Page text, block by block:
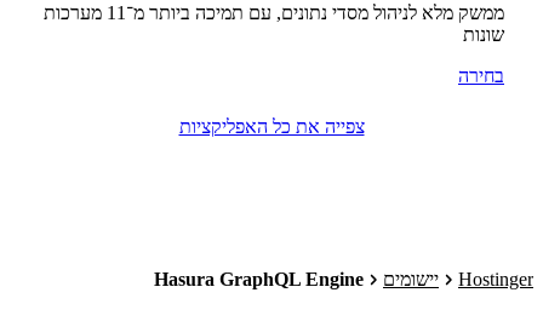
ממשק מלא לניהול מסדי נתונים, עם תמיכה ביותר מ־11 מערכות
שונות
בחירה
צפייה את כל האפליקציות
Hostinger יישומים Hasura GraphQL Engine